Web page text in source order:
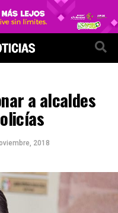
a alcaldes
2018